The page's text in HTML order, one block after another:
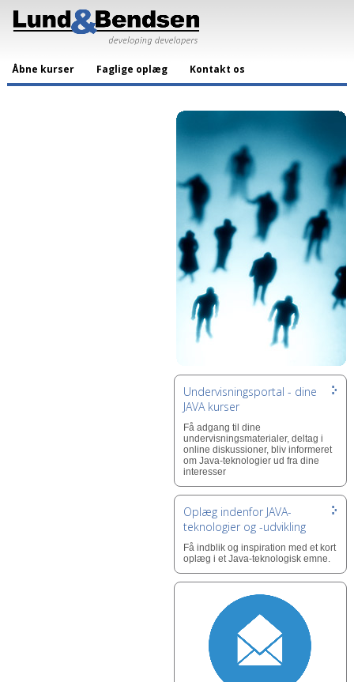
Åbne kurser Faglige oplæg Kontakt os
Undervisningsportal - dine
JAVA kurser
Få adgang til dine
undervisningsmaterialer, deltag i
online diskussioner, bliv informeret
om Java-teknologier ud fra dine
interesser
Oplæg indenfor JAVA-
teknologier og -udvikling
Få indblik og inspiration med et kort
oplæg i et Java-teknologisk emne.